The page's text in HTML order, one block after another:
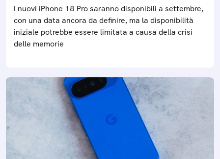
I nuovi iPhone 18 Pro saranno disponibili a settembre,
con una data ancora da definire, ma la disponibilità
iniziale potrebbe essere limitata a causa della crisi
delle memorie